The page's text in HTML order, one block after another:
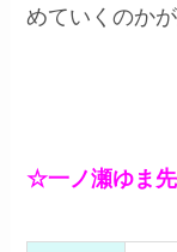
めていくのか
☆一ノ瀬ゆま先